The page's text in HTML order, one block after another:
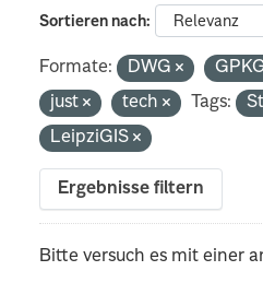
Sortieren nach
Formate: DWG
just
tech Tags:
LeipziGIS
Ergebnisse filtern
Bitte versuch es mit einer